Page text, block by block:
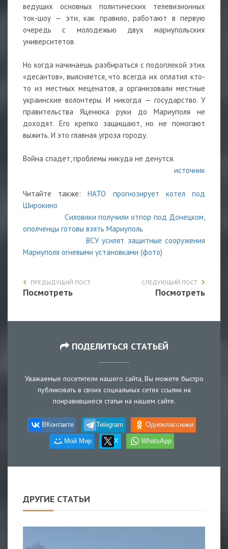
ведущих основных политических телевизионных
ток-шоу — эти, как правило, работают в первую
очередь с молодежью двух мариупольских
университетов.
Но когда начинаешь разбираться с подоплекой этих
«десантов», выясняется, что всегда их оплатил кто-
то из местных меценатов, а организовали местные
украинские волонтеры. И никогда — государство. У
правительства Яценюка руки до Мариуполя не
доходят. Его крепко защищают, но не помогают
выжить. И это главная угроза городу.
Война спадет, проблемы никуда не денутся.
источник
Читайте также:НАТО прогнозирует котел под
Широкино
Силовики получили отпор под Донецком,
ополченцы готовы взять Мариуполь
ВСУ усилят защитные сооружения
Мариуполя огневыми установками (фото)
ПРЕДЫДУЩИЙ ПОСТ
Посмотреть
СЛЕДУЮЩИЙ ПОСТ
Посмотреть
ПОДЕЛИТЬСЯ СТАТЬЕЙ
Уважаемые посетители нашего сайта, Вы можете быстро
публиковать в своих социальных сетях ссылки на
понравившиеся статьи на нашем сайте.
ВКонтакте Telegram Одноклассники
Мой Мир X WhatsApp
ДРУГИЕ СТАТЬИ